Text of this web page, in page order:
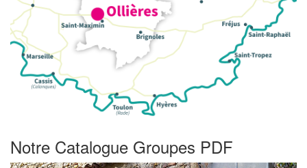
Notre Catalogue Groupes PDF